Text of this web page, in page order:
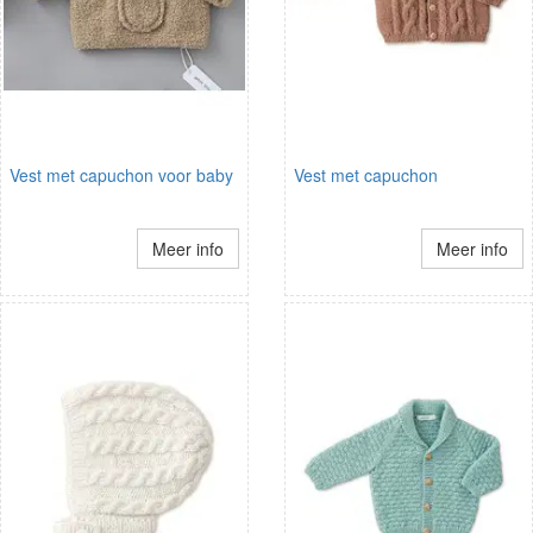
Vest met capuchon voor baby
Meer info
Vest met capuchon
Meer info